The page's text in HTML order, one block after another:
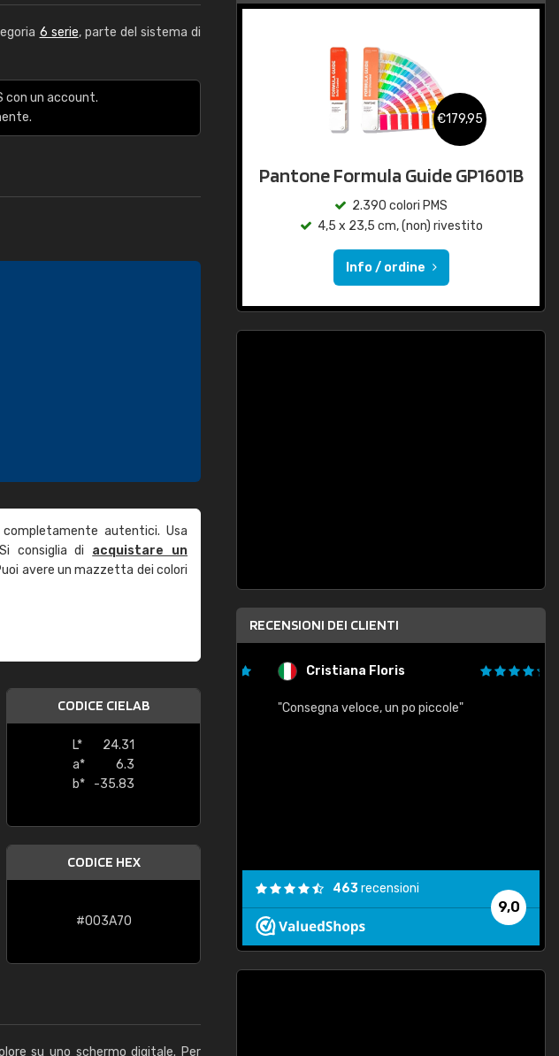
6 serie, parte del sistema di
con un account.
autentici. Usa
consiglia di acquistare un
avere un mazzetta dei colori
CODICE CIELAB
L*
24.31
a*
6.3
b*
-35.83
CODICE HEX
#003A70
su uno schermo digitale. Per
€179,95
Pantone Formula Guide GP1601B
2.390 colori PMS
4,5 x 23,5 cm, (non) rivestito
Info / ordine
RECENSIONI DEI CLIENTI
Cristiana Floris
"Consegna veloce, un po piccole"
9,0
463recensioni